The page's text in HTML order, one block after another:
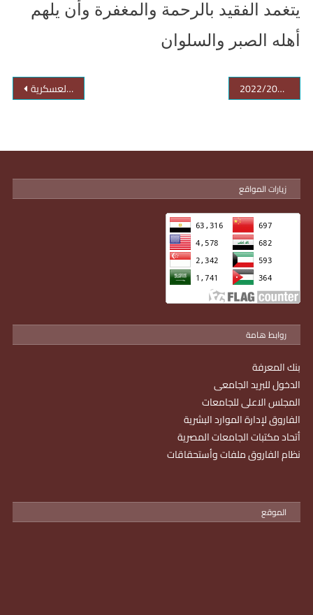
يتغمد الفقيد بالرحمة والمغفرة وأن يلهم
أهله الصبر والسلوان
التسجيل في دوره التربية العسكرية جامعة أسوان تستعد لإستقبال العام الجامعي الجديد 2022/2021
زيارات المواقع
روابط هامة
بنك المعرفة
الدخول للبريد الجامعى
المجلس الاعلى للجامعات
الفاروق لإدارة الموارد البشرية
أتحاد مكتبات الجامعات المصرية
نظام الفاروق ملفات وأستحقاقات
الموقع